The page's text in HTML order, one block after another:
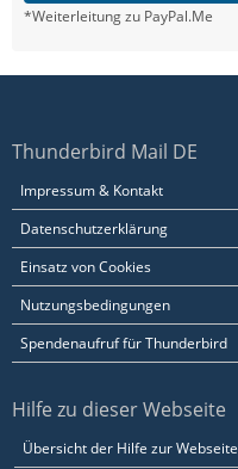
*Weiterleitung zu PayPal.Me
Thunderbird Mail DE
Impressum & Kontakt
Datenschutzerklärung
Einsatz von Cookies
Nutzungsbedingungen
Spendenaufruf für Thunderbird
Hilfe zu dieser Webseite
Übersicht der Hilfe zur Webseite